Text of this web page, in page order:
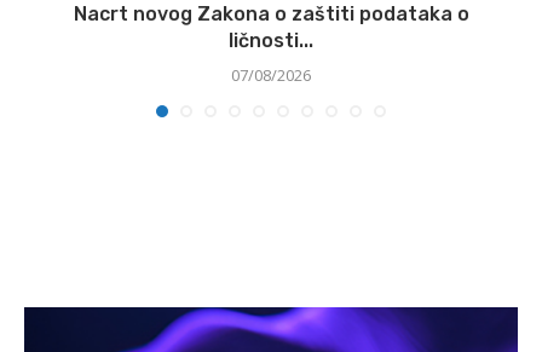
Nacrt novog Zakona o zaštiti podataka o
ličnosti...
07/08/2026